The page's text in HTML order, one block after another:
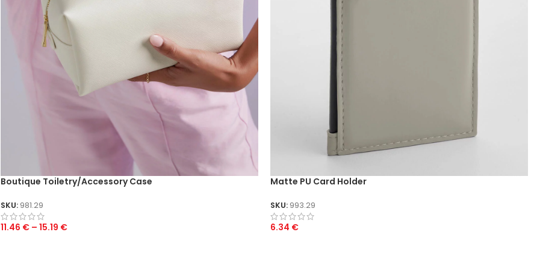
Boutique Toiletry/Accessory Case
SKU: 981.29
11.46 € – 15.19 €
Matte PU Card Holder
SKU: 993.29
6.34 €